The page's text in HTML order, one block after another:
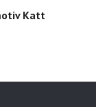
Katt